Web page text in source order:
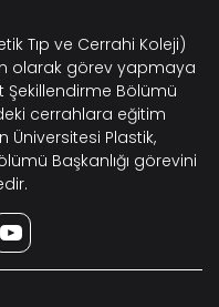
Tıp ve Cerrahi Koleji)
olarak görev yapmaya
Şekillendirme Bölümü
cerrahlara eğitim
Üniversitesi Plastik,
Başkanlığı görevini